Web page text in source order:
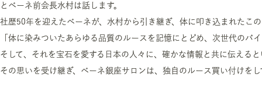
とベーネ前会長水村は話します。
社歴50年を迎えたベーネが、水村から引き継ぎ、体に叩き込まれたこの
「体に染みついたあらゆる品質のルースを記憶にとどめ、次世代のバ
そして、それを宝石を愛する日本の人々に、確かな情報と共に伝える
その思いを受け継ぎ、ベーネ銀座サロンは、独自のルース買い付けをし